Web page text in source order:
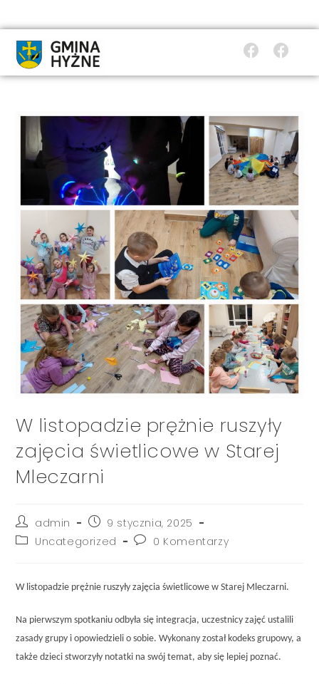
W listopadzie prężnie ruszyły
zajęcia świetlicowe w Starej
Mleczarni
admin
9 stycznia, 2025
Uncategorized
0 Komentarzy
W listopadzie prężnie ruszyły zajęcia świetlicowe w Starej Mleczarni.
Na pierwszym spotkaniu odbyła się integracja, uczestnicy zajęć ustalili
zasady grupy i opowiedzieli o sobie. Wykonany został kodeks grupowy, a
także dzieci stworzyły notatki na swój temat, aby się lepiej poznać.